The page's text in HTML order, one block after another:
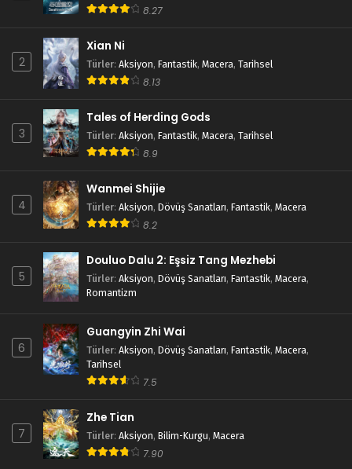
8.27
2
Xian Ni
Türler: Aksiyon, Fantastik, Macera, Tarihsel
8.13
3
Tales of Herding Gods
Türler: Aksiyon, Fantastik, Macera, Tarihsel
8.9
4
Wanmei Shijie
Türler: Aksiyon, Dövüş Sanatları, Fantastik, Macera
8.2
5
Douluo Dalu 2: Eşsiz Tang Mezhebi
Türler: Aksiyon, Dövüş Sanatları, Fantastik, Macera,
Romantizm
6
Guangyin Zhi Wai
Türler: Aksiyon, Dövüş Sanatları, Fantastik, Macera,
Tarihsel
7.5
7
Zhe Tian
Türler: Aksiyon, Bilim-Kurgu, Macera
7.90